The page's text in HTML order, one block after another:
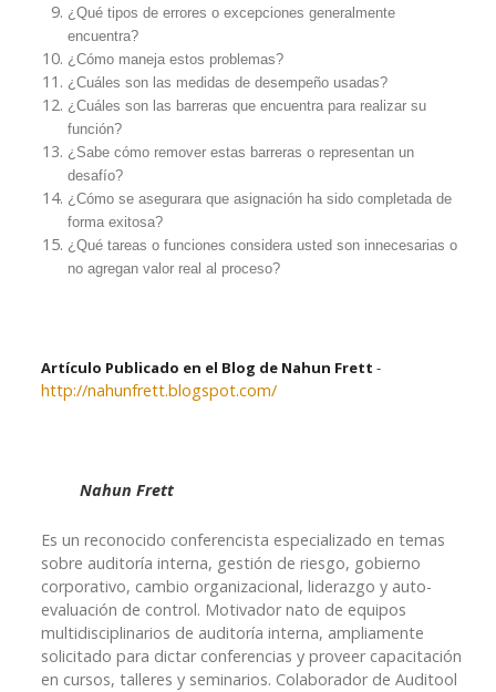
¿Qué tipos de errores o excepciones generalmente
encuentra?
¿Cómo maneja estos problemas?
¿Cuáles son las medidas de desempeño usadas?
¿Cuáles son las barreras que encuentra para realizar su
función?
¿Sabe cómo remover estas barreras o representan un
desafío?
¿Cómo se asegurara que asignación ha sido completada de
forma exitosa?
¿Qué tareas o funciones considera usted son innecesarias o
no agregan valor real al proceso?
Artículo Publicado en el Blog de Nahun Frett -
http://nahunfrett.blogspot.com/
Nahun Frett
Es un reconocido conferencista especializado en temas
sobre auditoría interna, gestión de riesgo, gobierno
corporativo, cambio organizacional, liderazgo y auto-
evaluación de control. Motivador nato de equipos
multidisciplinarios de auditoría interna, ampliamente
solicitado para dictar conferencias y proveer capacitación
en cursos, talleres y seminarios. Colaborador de Auditool